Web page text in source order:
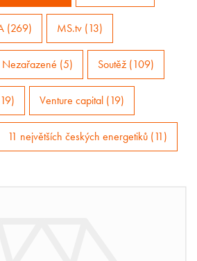
(269) MS.tv (13)
Nezařazené (5) Soutěž (109)
Venture capital (19)
11 největších českých energetiků (11)